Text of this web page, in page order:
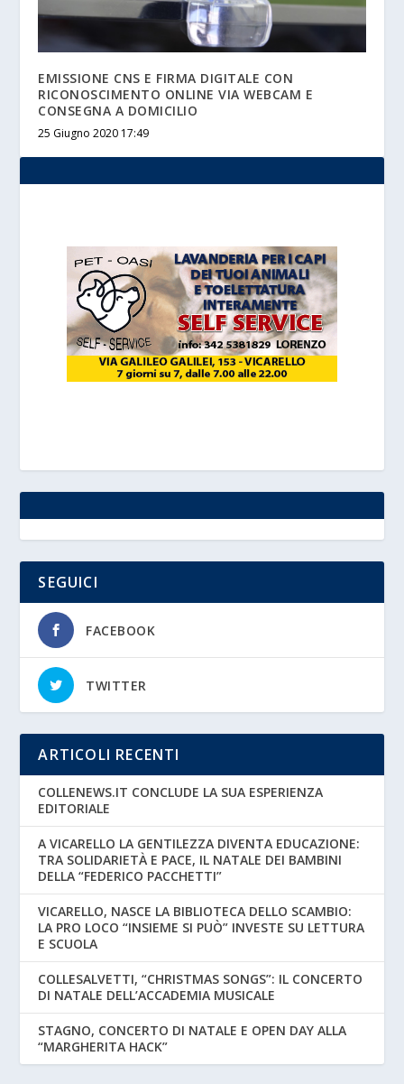
EMISSIONE CNS E FIRMA DIGITALE CON
RICONOSCIMENTO ONLINE VIA WEBCAM E
CONSEGNA A DOMICILIO
25 Giugno 2020 17:49
SEGUICI
FACEBOOK
TWITTER
ARTICOLI RECENTI
COLLENEWS.IT CONCLUDE LA SUA ESPERIENZA
EDITORIALE
A VICARELLO LA GENTILEZZA DIVENTA EDUCAZIONE:
TRA SOLIDARIETÀ E PACE, IL NATALE DEI BAMBINI
DELLA “FEDERICO PACCHETTI”
VICARELLO, NASCE LA BIBLIOTECA DELLO SCAMBIO:
LA PRO LOCO “INSIEME SI PUÒ” INVESTE SU LETTURA
E SCUOLA
COLLESALVETTI, “CHRISTMAS SONGS”: IL CONCERTO
DI NATALE DELL’ACCADEMIA MUSICALE
STAGNO, CONCERTO DI NATALE E OPEN DAY ALLA
“MARGHERITA HACK”